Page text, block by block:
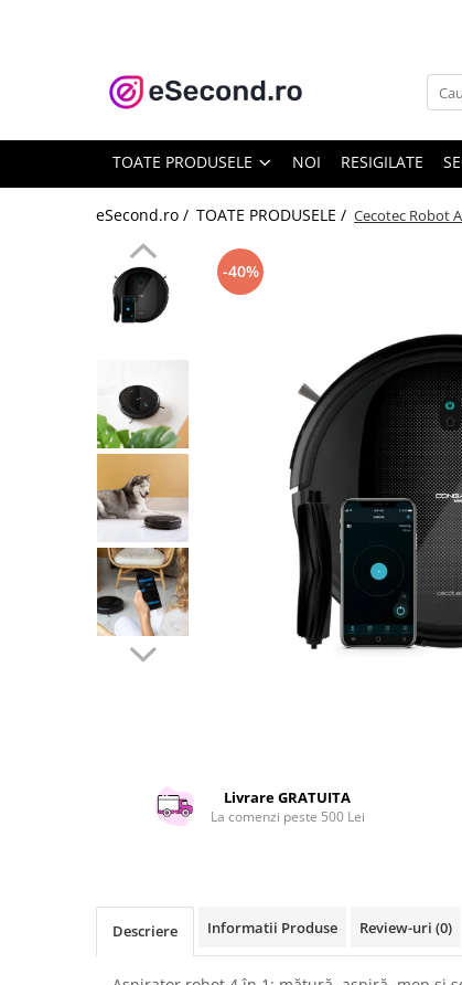
TOATE PRODUSELE
Accesorii Auto
Covorase auto
Echipamente pentru Atelier
Electronice Auto
Intretinere & Cosmetica auto
Trotinete electrice
Casa, Gradina & Bricolaj
Accesorii usi
Bucatarie & Servire
Curatenie si intretinere
Hobby-uri creative
Iluminat & Electrice
Mobila Living & Dining
Organizare si depozitare
Silicon, spume si solutii tehnice
Sisteme Incalzire
TOATE PRODUSELE NOI RESIGILATE
eSecond.ro / TOATE PRODUSELE / Cecotec Robot
-40%
Livrare GRATUITA
La comenzi peste 500 Lei
Descriere Informatii Produse Review-uri (0)